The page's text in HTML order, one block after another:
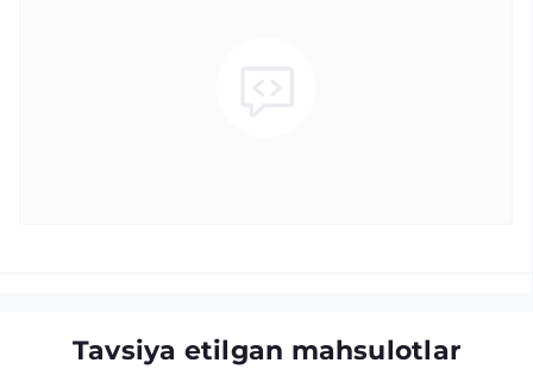
Tavsiya etilgan mahsulotlar